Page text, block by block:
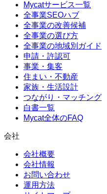
Mycatサービス一覧
全事業SEOハブ
全事業の改善候補
全事業の選び方
全事業の地域別ガイド
申請・許認可
事業・集客
住まい・不動産
家族・生活設計
つながり・マッチング
白書一覧
Mycat全体のFAQ
会社
会社概要
会社情報
お問い合わせ
運用方法